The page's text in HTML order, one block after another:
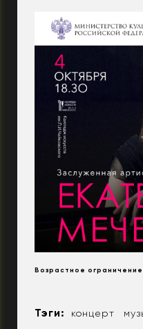
Возрастное
Тэги: концерт